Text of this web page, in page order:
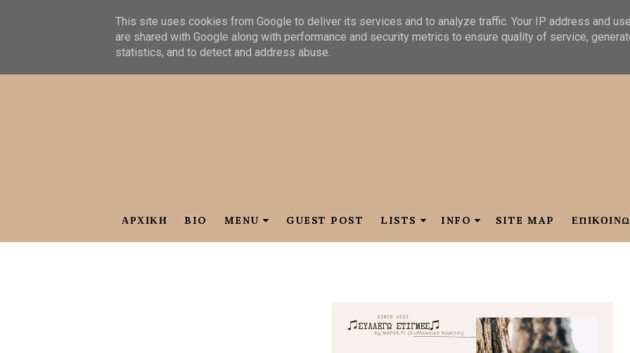
ΑΡΧΙΚΗ BIO MENU GUEST POST LISTS INFO SITE MAP
This site uses cookies from Google to deliver its services and to analyze traffic. Your IP address and
are shared with Google along with performance and security metrics to ensure quality of service,
statistics, and to detect and address abuse.